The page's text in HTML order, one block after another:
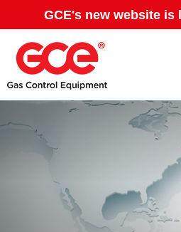
GCE's new website